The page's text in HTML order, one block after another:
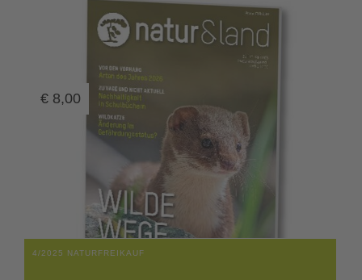
€ 8,00
4/2025 NATURFREIKAUF